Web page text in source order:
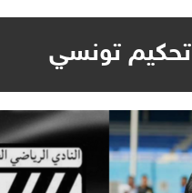
تحكيم تونسي